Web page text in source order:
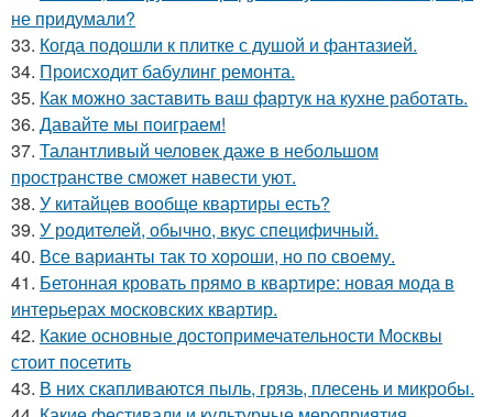
не придумали?
33. Когда подошли к плитке с душой и фантазией.
34. Происходит бабулинг ремонта.
35. Как можно заставить ваш фартук на кухне работать.
36. Давайте мы поиграем!
37. Талантливый человек даже в небольшом
пространстве сможет навести уют.
38. У китайцев вообще квартиры есть?
39. У родителей, обычно, вкус специфичный.
40. Все варианты так то хороши, но по своему.
41. Бетонная кровать прямо в квартире: новая мода в
интерьерах московских квартир.
42. Какие основные достопримечательности Москвы
стоит посетить
43. В них скапливаются пыль, грязь, плесень и микробы.